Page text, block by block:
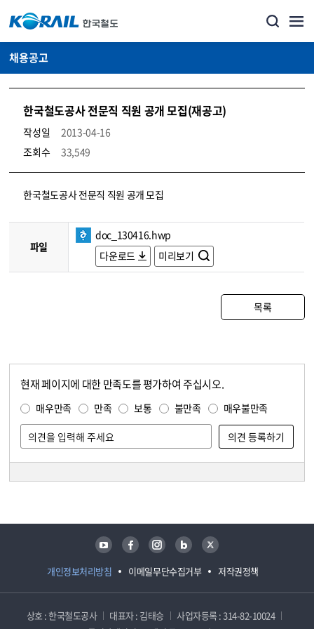
채용공고
한국철도공사 전문직 직원 공개 모집(재공고)
작성일
2013-04-16
조회수
33,549
코레일소개_경영공시_채용공고 상세보기 – 내용, 파일, 담당자 연락처로 구성
한국철도공사 전문직 직원 공개 모집
파일
doc_130416.hwp
다운로드
미리보기
목록
현재 페이지에 대한 만족도를 평가하여 주십시오.
매우만족 만족 보통 불만족 매우불만족
개인정보처리방침 이메일무단수집거부 저작권정책
유튜브 페이스북 인스타그램 블로그 트위터
상호 : 한국철도공사 대표자 : 김태승
사업자등록 : 314-82-10024